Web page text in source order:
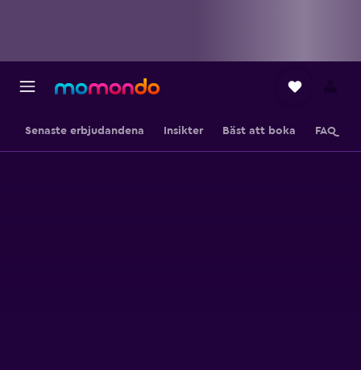
Senaste erbjudandena Insikter Bäst att boka FAQ